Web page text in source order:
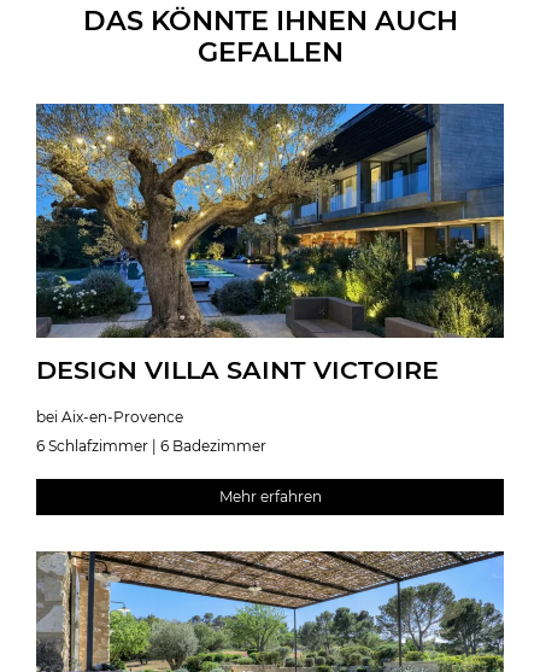
DAS KÖNNTE IHNEN AUCH
GEFALLEN
DESIGN VILLA SAINT VICTOIRE
bei Aix-en-Provence
6 Schlafzimmer | 6 Badezimmer
Mehr erfahren